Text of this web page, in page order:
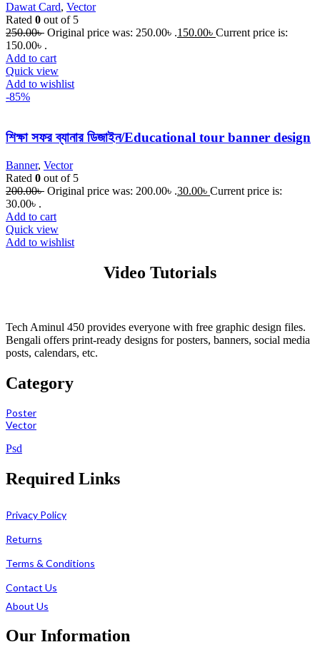
Dawat Card, Vector
Rated 0 out of 5
250.00৳ Original price was: 250.00৳ .150.00৳ Current price is:
150.00৳ .
Add to cart
Quick view
Add to wishlist
-85%
শিক্ষা সফর ব্যানার ডিজাইন/Educational tour banner design
Banner, Vector
Rated 0 out of 5
200.00৳ Original price was: 200.00৳ .30.00৳ Current price is:
30.00৳ .
Add to cart
Quick view
Add to wishlist
Video Tutorials
Tech Aminul 450 provides everyone with free graphic design files.
Bengali offers print-ready designs for posters, banners, social media
posts, calendars, etc.
Category
Poster
Vector
Psd
Required Links
Privacy Policy
Returns
Terms & Conditions
Contact Us
About Us
Our Information